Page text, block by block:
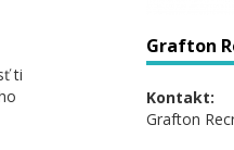
ti
Grafton
Kontakt:
Grafton